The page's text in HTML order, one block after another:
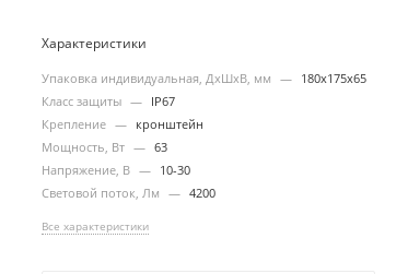
Характеристики
Упаковка индивидуальная, ДхШхВ, мм — 180х175х65
Класс защиты — IP67
Крепление — кронштейн
Мощность, Вт — 63
Напряжение, В — 10-30
Световой поток, Лм — 4200
Все характеристики